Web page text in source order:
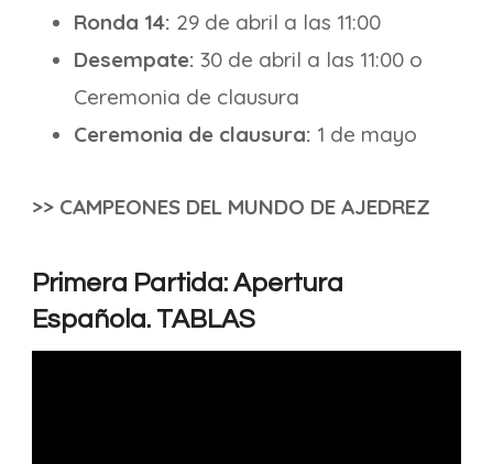
Ronda 14: 29 de abril a las 11:00
Desempate: 30 de abril a las 11:00 o
Ceremonia de clausura
Ceremonia de clausura: 1 de mayo
>> CAMPEONES DEL MUNDO DE AJEDREZ
Primera Partida: Apertura
Española. TABLAS